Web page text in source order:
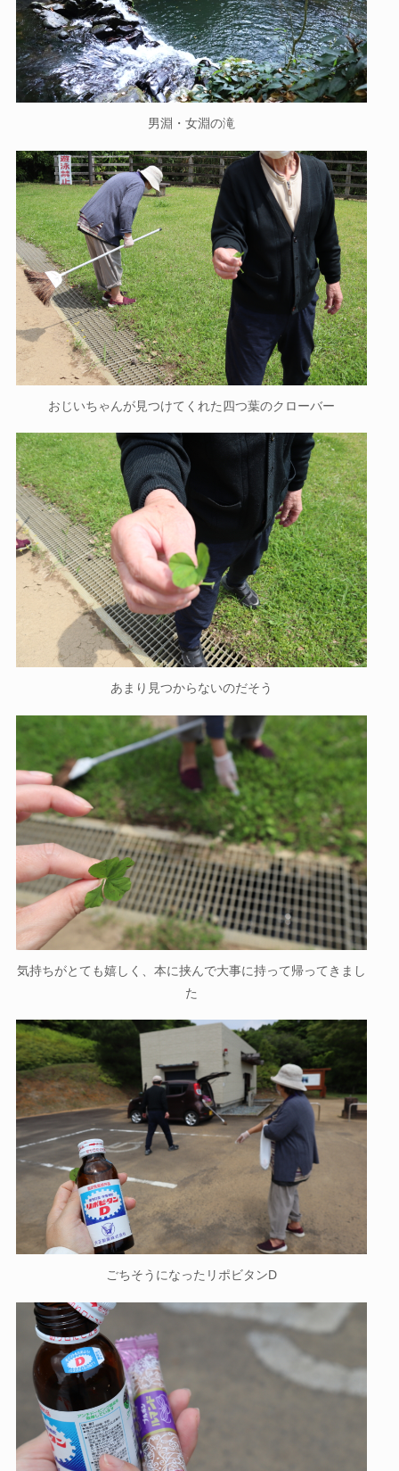
男淵・女淵の滝
おじいちゃんが見つけてくれた四つ葉のクローバー
あまり見つからないのだそう
気持ちがとても嬉しく、本に挟んで大事に持って帰ってきまし
た
ごちそうになったリポビタンD